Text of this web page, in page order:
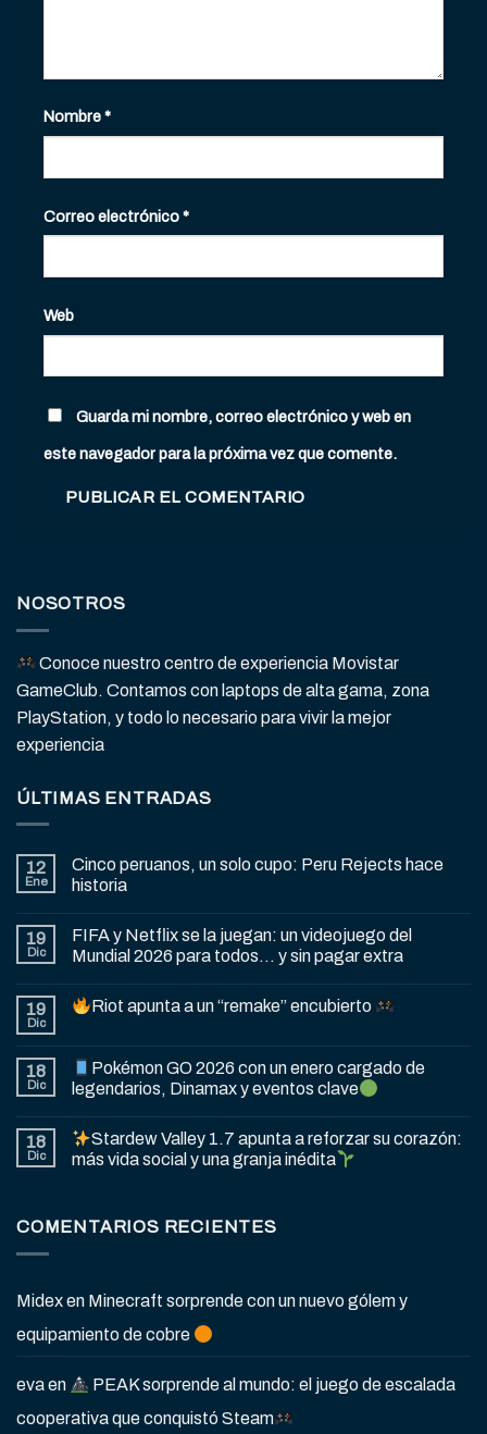
Nombre*
Correo electrónico*
Web
Guarda mi nombre, correo electrónico y web en
este navegador para la próxima vez que comente.
NOSOTROS
Conoce nuestro centro de experiencia Movistar
GameClub. Contamos con laptops de alta gama, zona
PlayStation, y todo lo necesario para vivir la mejor
experiencia
ÚLTIMAS ENTRADAS
12
Ene
Cinco peruanos, un solo cupo: Peru Rejects hace
historia
19
Dic
FIFA y Netflix se la juegan: un videojuego del
Mundial 2026 para todos… y sin pagar extra
19
Dic
Riot apunta a un “remake” encubierto
18
Dic
Pokémon GO 2026 con un enero cargado de
legendarios, Dinamax y eventos clave
18
Dic
Stardew Valley 1.7 apunta a reforzar su corazón:
más vida social y una granja inédita
COMENTARIOS RECIENTES
Midexen Minecraft sorprende con un nuevo gólem y
equipamiento de cobre
evaen
PEAK sorprende al mundo: el juego de escalada
cooperativa que conquistó Steam